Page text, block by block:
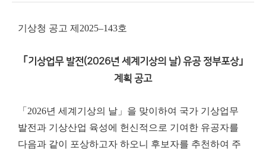
기상청 공고 제2025–143호
｢기상업무 발전(2026년 세계기상의 날) 유공 정부포상｣
계획 공고
「2026년 세계기상의 날」을 맞이하여 국가 기상업무
발전과 기상산업 육성에 헌신적으로 기여한 유공자를
다음과 같이 포상하고자 하오니 후보자를 추천하여 주